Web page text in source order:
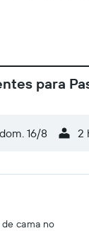
alojamiento
deportivo
para
dom. 16/8 2
cama no